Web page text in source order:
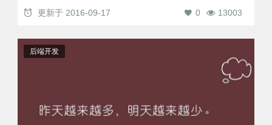
更新于 2016-09-17 13003
0
后端开发